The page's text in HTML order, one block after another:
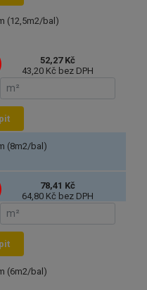
(12,5m2/bal)
52,27 Kč
43,20 Kč bez DPH
(8m2/bal)
78,41 Kč
64,80 Kč bez DPH
(6m2/bal)